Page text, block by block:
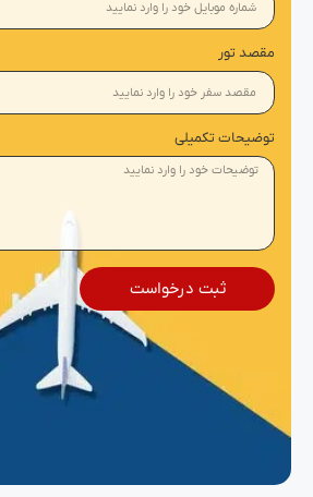
مقصد تور
توضیحات تکمیلی
ثبت درخواست